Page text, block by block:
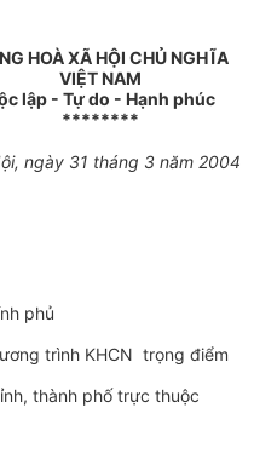
HOÀ XÃ HỘI CHỦ NGHĨA
VIỆT NAM
lập - Tự do - Hạnh phúc
********
ngày 31 tháng 3 năm 2004
phủ
trình KHCN trọng điểm
thành phố trực thuộc